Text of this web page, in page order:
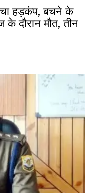
हड़कंप, बचने के
दौरान मौत, तीन